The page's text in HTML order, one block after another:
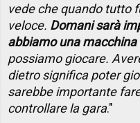
vede che quando tutto
veloce. Domani sarà
abbiamo una
possiamo giocare.
dietro significa poter
sarebbe importante
controllare la gara."